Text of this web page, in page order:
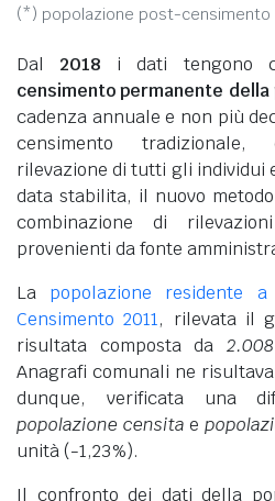
(*) popolazione post-censimento
Dal 2018 i dati tengono
censimento permanente della
cadenza annuale e non più
censimento
rilevazione di tutti gli individui
data stabilita, il nuovo
combinazione di
provenienti da fonte
La popolazione residente a
Censimento 2011, rilevata il
risultata composta da 2.008
Anagrafi comunali ne
dunque, verificata una
popolazione censita e
unità (-1,23%).
Il confronto dei dati della